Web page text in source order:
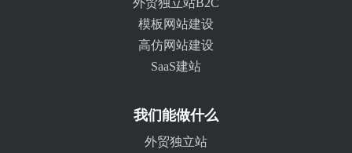
外贸独立站B2C
模板网站建设
高仿网站建设
SaaS建站
我们能做什么
外贸独立站